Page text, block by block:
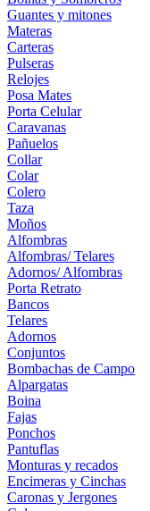
Guantes y mitones
Materas
Carteras
Pulseras
Relojes
Posa Mates
Porta Celular
Caravanas
Pañuelos
Collar
Colar
Colero
Taza
Moños
Alfombras
Alfombras/ Telares
Adornos/ Alfombras
Porta Retrato
Bancos
Telares
Adornos
Conjuntos
Bombachas de Campo
Alpargatas
Boina
Fajas
Ponchos
Pantuflas
Monturas y recados
Encimeras y Cinchas
Caronas y Jergones